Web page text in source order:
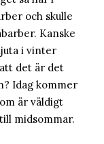
och skulle
Kanske
i vinter
det är det
Idag kommer
är väldigt
midsommar.